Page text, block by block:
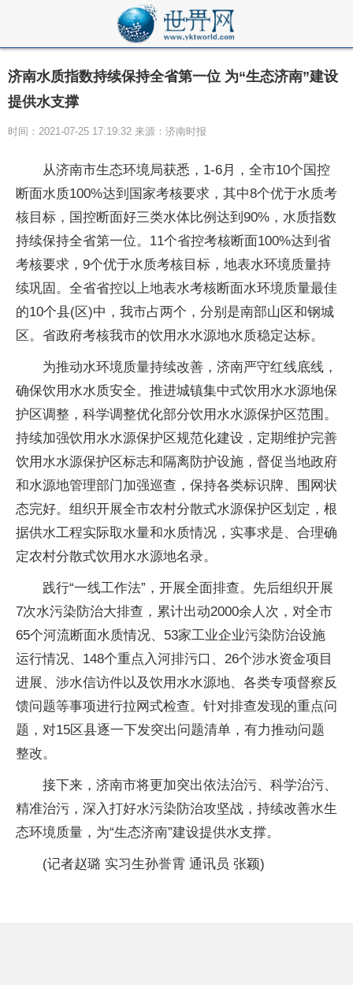
济南水质指数持续保持全省第一位 为“生态济南”建设
提供水支撑
时间：2021-07-25 17:19:32 来源：济南时报
从济南市生态环境局获悉，1-6月，全市10个国控
断面水质100%达到国家考核要求，其中8个优于水质考
核目标，国控断面好三类水体比例达到90%，水质指数
持续保持全省第一位。11个省控考核断面100%达到省
考核要求，9个优于水质考核目标，地表水环境质量持
续巩固。全省省控以上地表水考核断面水环境质量最佳
的10个县(区)中，我市占两个，分别是南部山区和钢城
区。省政府考核我市的饮用水水源地水质稳定达标。
为推动水环境质量持续改善，济南严守红线底线，
确保饮用水水质安全。推进城镇集中式饮用水水源地保
护区调整，科学调整优化部分饮用水水源保护区范围。
持续加强饮用水水源保护区规范化建设，定期维护完善
饮用水水源保护区标志和隔离防护设施，督促当地政府
和水源地管理部门加强巡查，保持各类标识牌、围网状
态完好。组织开展全市农村分散式水源保护区划定，根
据供水工程实际取水量和水质情况，实事求是、合理确
定农村分散式饮用水水源地名录。
践行“一线工作法”，开展全面排查。先后组织开展
7次水污染防治大排查，累计出动2000余人次，对全市
65个河流断面水质情况、53家工业企业污染防治设施
运行情况、148个重点入河排污口、26个涉水资金项目
进展、涉水信访件以及饮用水水源地、各类专项督察反
馈问题等事项进行拉网式检查。针对排查发现的重点问
题，对15区县逐一下发突出问题清单，有力推动问题
整改。
接下来，济南市将更加突出依法治污、科学治污、
精准治污，深入打好水污染防治攻坚战，持续改善水生
态环境质量，为“生态济南”建设提供水支撑。
(记者赵璐 实习生孙誉霄 通讯员 张颖)